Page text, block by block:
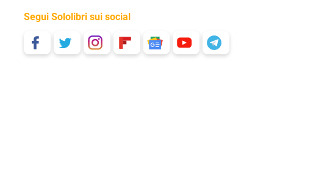
Segui Sololibri sui social